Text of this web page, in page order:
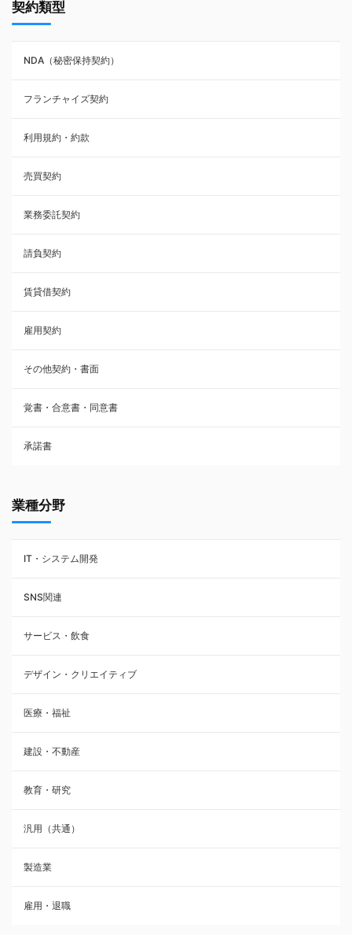
NDA（秘密保持契約）
業務委託契約
利用規約・約款
覚書・合意書・同意書
承諾書
雇用契約
その他契約・書面
売買契約
株主総会議事録・関連書類
請負契約
フランチャイズ契約
賃貸借契約
契約類型
NDA（秘密保持契約）
フランチャイズ契約
利用規約・約款
売買契約
業務委託契約
請負契約
賃貸借契約
雇用契約
その他契約・書面
覚書・合意書・同意書
承諾書
業種分野
IT・システム開発
SNS関連
サービス・飲食
デザイン・クリエイティブ
医療・福祉
建設・不動産
教育・研究
汎用（共通）
製造業
雇用・退職